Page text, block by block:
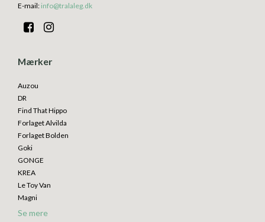
E-mail: info@tralaleg.dk
Mærker
Auzou
DR
Find That Hippo
Forlaget Alvilda
Forlaget Bolden
Goki
GONGE
KREA
Le Toy Van
Magni
Se mere